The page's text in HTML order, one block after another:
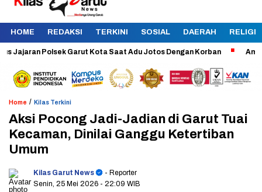
HOME REDAKSI TERKINI SOSIAL DAERAH RELIGI
Polsek Garut Kota Saat Adu Jotos Dengan Korban Aman dan
Home / Kilas Terkini
Aksi Pocong Jadi-Jadian di Garut Tuai
Kecaman, Dinilai Ganggu Ketertiban
Umum
Kilas Garut News
- Reporter
Senin, 25 Mei 2026 - 22:09 WIB